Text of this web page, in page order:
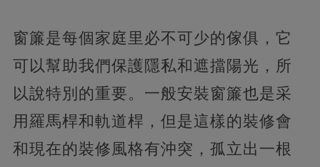
窗簾是每個家庭里必不可少的傢俱，它
可以幫助我們保護隱私和遮擋陽光，所
以說特別的重要。一般安裝窗簾也是采
用羅馬桿和軌道桿，但是這樣的裝修會
和現在的裝修風格有沖突，孤立出一根